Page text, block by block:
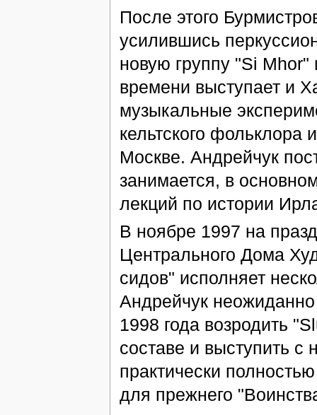
После этого
усилившись
новую группу "Si
времени выступает и
музыкальные
кельтского фольклора
Москве. Андрейчук
занимается, в
лекций по истории
В ноябре 1997 на
Центрального Дома
сидов" исполняет
Андрейчук
1998 года возродить
составе и выступить с
практически
для прежнего